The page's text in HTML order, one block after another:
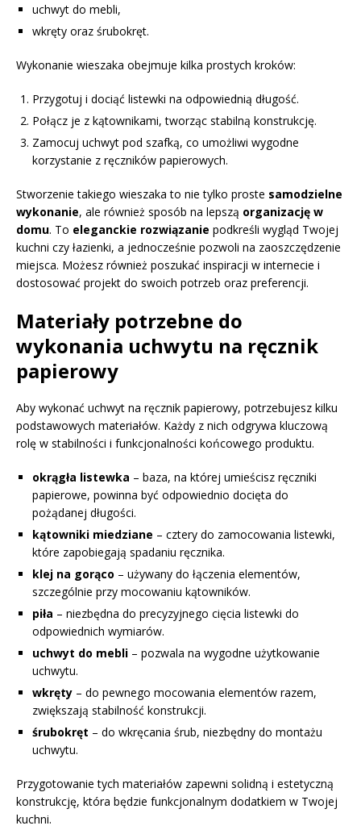
uchwyt do mebli,
wkręty oraz śrubokręt.
Wykonanie wieszaka obejmuje kilka prostych kroków:
Przygotuj i dociąć listewki na odpowiednią długość.
Połącz je z kątownikami, tworząc stabilną konstrukcję.
Zamocuj uchwyt pod szafką, co umożliwi wygodne
korzystanie z ręczników papierowych.
Stworzenie takiego wieszaka to nie tylko proste samodzielne
wykonanie, ale również sposób na lepszą organizację w
domu. To eleganckie rozwiązanie podkreśli wygląd Twojej
kuchni czy łazienki, a jednocześnie pozwoli na zaoszczędzenie
miejsca. Możesz również poszukać inspiracji w internecie i
dostosować projekt do swoich potrzeb oraz preferencji.
Materiały potrzebne do
wykonania uchwytu na ręcznik
papierowy
Aby wykonać uchwyt na ręcznik papierowy, potrzebujesz kilku
podstawowych materiałów. Każdy z nich odgrywa kluczową
rolę w stabilności i funkcjonalności końcowego produktu.
okrągła listewka – baza, na której umieścisz ręczniki
papierowe, powinna być odpowiednio docięta do
pożądanej długości.
kątowniki miedziane – cztery do zamocowania listewki,
które zapobiegają spadaniu ręcznika.
klej na gorąco – używany do łączenia elementów,
szczególnie przy mocowaniu kątowników.
piła – niezbędna do precyzyjnego cięcia listewki do
odpowiednich wymiarów.
uchwyt do mebli – pozwala na wygodne użytkowanie
uchwytu.
wkręty – do pewnego mocowania elementów razem,
zwiększają stabilność konstrukcji.
śrubokręt – do wkręcania śrub, niezbędny do montażu
uchwytu.
Przygotowanie tych materiałów zapewni solidną i estetyczną
konstrukcję, która będzie funkcjonalnym dodatkiem w Twojej
kuchni.